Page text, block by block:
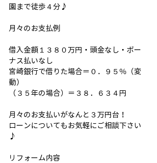
園まで徒歩４分♪
月々のお支払例
借入金額１３８０万円・頭金なし・ボー
ナス払いなし
宮崎銀行で借りた場合＝０．９５％（変
動）
（３５年の場合）＝３８．６３４円
月々のお支払いがなんと３万円台！
ローンについてもお気軽にご相談下さい
♪
リフォーム内容